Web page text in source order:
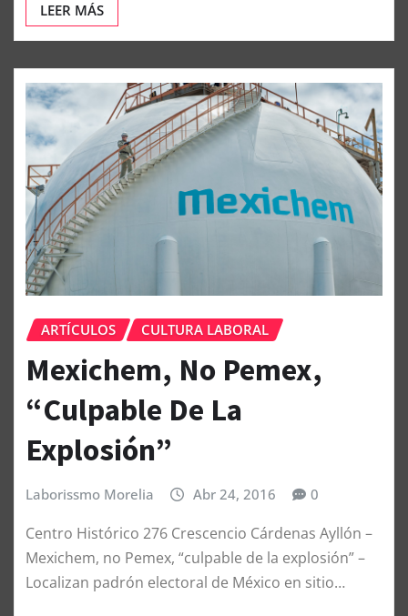
LEER MÁS
ARTÍCULOS CULTURA LABORAL
Mexichem, No Pemex,
“Culpable De La
Explosión”
Laborissmo Morelia Abr 24, 2016 0
Centro Histórico 276 Crescencio Cárdenas Ayllón –
Mexichem, no Pemex, “culpable de la explosión” –
Localizan padrón electoral de México en sitio…